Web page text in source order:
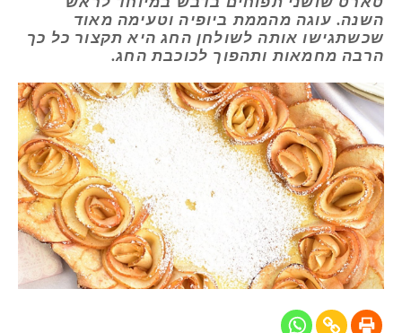
השנה. עוגה מהממת ביופיה וטעימה מאוד
שכשתגישו אותה לשולחן החג היא תקצור כל כך
הרבה מחמאות ותהפוך לכוכבת החג.